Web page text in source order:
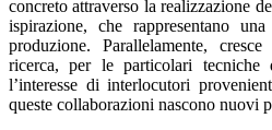
concreto attraverso la realizzazione
ispirazione, che rappresentano
produzione. Parallelamente,
ricerca, per le particolari tecniche
l’interesse di interlocutori
queste collaborazioni nascono nuovi